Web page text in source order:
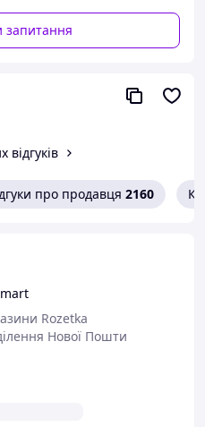
запитання
відгуків
про продавця 2160
Rozetka
Нової Пошти